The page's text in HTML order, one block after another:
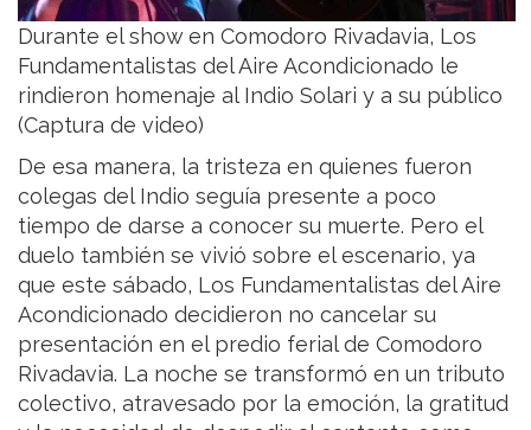
Durante el show en Comodoro Rivadavia, Los
Fundamentalistas del Aire Acondicionado le
rindieron homenaje al Indio Solari y a su público
(Captura de video)
De esa manera, la tristeza en quienes fueron
colegas del Indio seguía presente a poco
tiempo de darse a conocer su muerte. Pero el
duelo también se vivió sobre el escenario, ya
que este sábado, Los Fundamentalistas del Aire
Acondicionado decidieron no cancelar su
presentación en el predio ferial de Comodoro
Rivadavia. La noche se transformó en un tributo
colectivo, atravesado por la emoción, la gratitud